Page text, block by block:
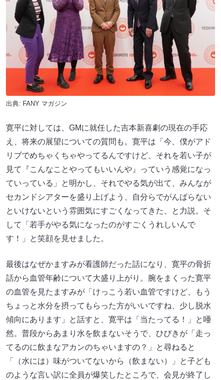
出典: FANY マガジン
寛平に対しては、GMに就任した吉本新喜劇の現在の手応
え、将来の展望についての質問も。寛平は「今、僕がアド
リブでめちゃくちゃやってるんですけど、それを若い子が
見て『こんなことやってもいいんや』っていう感覚になっ
ていっている」と明かし、それでやる気が出て、みんなが
セカンドシアターを盛り上げよう、自分らでがんばらない
といけないという雰囲気にすごくなってきた、と力説。そ
して「若手がやる気になったのがすごくうれしいんで
す！」と笑顔を見せました。
最後はなぜかますみが看護師だった話になり、寛平の骨折
話から血管年齢について大盛り上がり。腕をまくった寛平
の血管を見たますみが「けっこう若い血管ですけど、もう
ちょっと水分を摂ってもらった方がいいですね、少し脱水
傾向にあります」と話すと、寛平は「当たってる！」と唖
然。普段からあまり水を飲まないそうで、ひびきが「走っ
てるのに飲まなアカンのちゃいますの？」と尋ねると
「（水には）味がついてないから（飲まない）」と子ども
のような言い訳に全員が爆笑したところで、会見が終了し